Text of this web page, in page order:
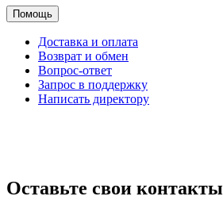
Помощь
Доставка и оплата
Возврат и обмен
Вопрос-ответ
Запрос в поддержку
Написать директору
Оставьте свои контакты